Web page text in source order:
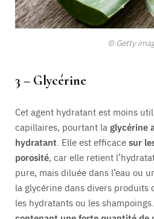
© Getty
3 – Glycérine
Cet agent hydratant est moins
capillaires, pourtant la glycérine
hydratant . Elle est efficacesur
porosité, car elle retient
pure, mais diluée dans l’eau ou
la glycérine dans divers produits
les hydratants ou les shampoings.